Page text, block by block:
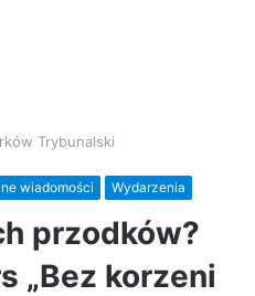
Trybunalski
wiadomości Wydarzenia
przodków?
„Bez korzeni